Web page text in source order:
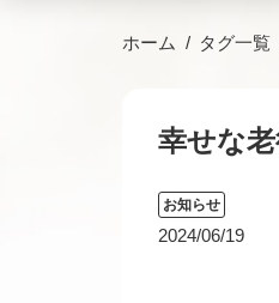
ホーム タグ一覧
幸せな
お知らせ
2024/06/19